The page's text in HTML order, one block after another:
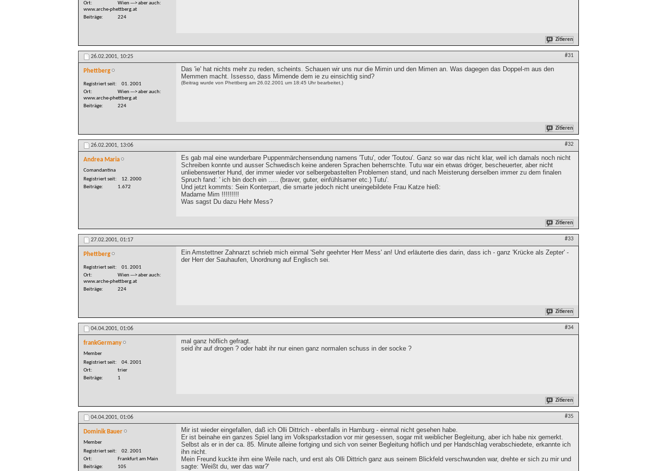
Ort
Wien ---> aber auch:
www.arche-phettberg.at
Beiträge
224
Zitieren
26.02.2001, 10:25 #31
Phettberg
Registriert seit
01. 2001
Ort
Wien ---> aber auch:
www.arche-phettberg.at
Beiträge
224
Das 'ie' hat nichts mehr zu reden, scheints. Schauen wir uns nur die Mimin und den Mimen an. Was dagegen das Doppel-m aus den
Memmen macht. Issesso, dass Mimende dem ie zu einsichtig sind?
(Beitrag wurde von Phettberg am 26.02.2001 um 18:45 Uhr bearbeitet.)
Zitieren
26.02.2001, 13:06 #32
Andrea Maria
Comandantina
Registriert seit
12. 2000
Beiträge
1.672
Es gab mal eine wunderbare Puppenmärchensendung namens 'Tutu', oder 'Toutou'. Ganz so war das nicht klar, weil ich damals noch nicht
Schreiben konnte und ausser Schwedisch keine anderen Sprachen beherrschte. Tutu war ein etwas dröger, bescheuerter, aber nicht
unliebenswerter Hund, der immer wieder vor selbergebastelten Problemen stand, und nach Meisterung derselben immer zu dem finalen
Spruch fand: ' ich bin doch ein ..... (braver, guter, einfühlsamer etc.) Tutu'.
Und jetzt kommts: Sein Konterpart, die smarte jedoch nicht uneingebildete Frau Katze hieß:
Madame Mim !!!!!!!!!
Was sagst Du dazu Hehr Mess?
Zitieren
27.02.2001, 01:17 #33
Phettberg
Registriert seit
01. 2001
Ort
Wien ---> aber auch:
www.arche-phettberg.at
Beiträge
224
Ein Amstettner Zahnarzt schrieb mich einmal 'Sehr geehrter Herr Mess' an! Und erläuterte dies darin, dass ich - ganz 'Krücke als Zepter' -
der Herr der Sauhaufen, Unordnung auf Englisch sei.
Zitieren
04.04.2001, 01:06 #34
frankGermany
Member
Registriert seit
04. 2001
Ort
trier
Beiträge
1
mal ganz höflich gefragt.
seid ihr auf drogen ? oder habt ihr nur einen ganz normalen schuss in der socke ?
Zitieren
04.04.2001, 01:06 #35
Dominik Bauer
Member
Registriert seit
02. 2001
Ort
Frankfurt am Main
Beiträge
105
Mir ist wieder eingefallen, daß ich Olli Dittrich - ebenfalls in Hamburg - einmal nicht gesehen habe.
Er ist beinahe ein ganzes Spiel lang im Volksparkstadion vor mir gesessen, sogar mit weiblicher Begleitung, aber ich habe nix gemerkt.
Selbst als er in der ca. 85. Minute alleine fortging und sich von seiner Begleitung höflich und per Handschlag verabschiedete, erkannte ich
ihn nicht.
Mein Freund kuckte ihm eine Weile nach, und erst als Olli Dittrich ganz aus seinem Blickfeld verschwunden war, drehte er sich zu mir und
sagte: 'Weißt du, wer das war?'